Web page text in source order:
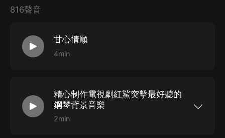
816聲音
甘心情願
4min
精心制作電視劇紅鯊突擊最好聽的
鋼琴背景音樂
2min